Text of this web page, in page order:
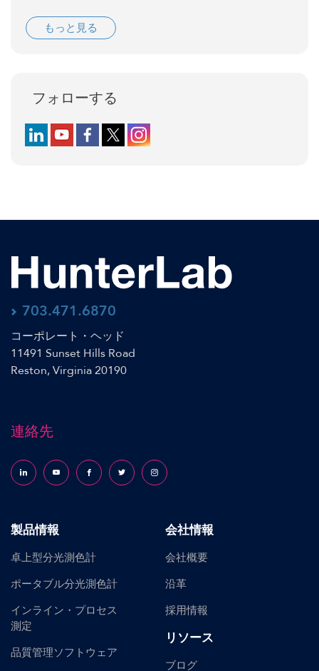
もっと見る
フォローする
Follow us on LinkedIn
Follow us on YouTube
Follow us on Facebook
Follow us on X (formerly Twitter)
Follow us on Instagram
703.471.6870
コーポレート・ヘッド
11491 Sunset Hills Road
Reston, Virginia 20190
連絡先
Follow us on LinkedInFollow us on YouTubeFollow us on Facebook
Follow us on X (formerly Twitter)
Follow us on Instagram
製品情報
卓上型分光測色計
ポータブル分光測色計
インライン・プロセス
測定
品質管理ソフトウェア
会社情報
会社概要
沿革
採用情報
リソース
ブログ